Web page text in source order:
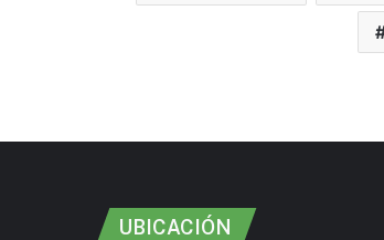
UBICACIÓN